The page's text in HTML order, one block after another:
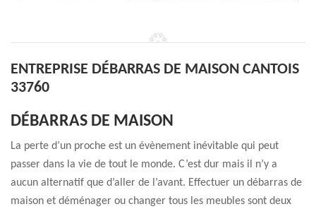
ENTREPRISE DÉBARRAS DE MAISON CANTOIS
33760
DÉBARRAS DE MAISON
La perte d’un proche est un évènement inévitable qui peut
passer dans la vie de tout le monde. C’est dur mais il n’y a
aucun alternatif que d’aller de l’avant. Effectuer un débarras de
maison et déménager ou changer tous les meubles sont deux